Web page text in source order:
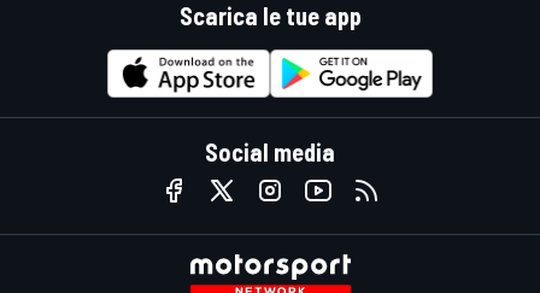
Scarica le tue app
Social media